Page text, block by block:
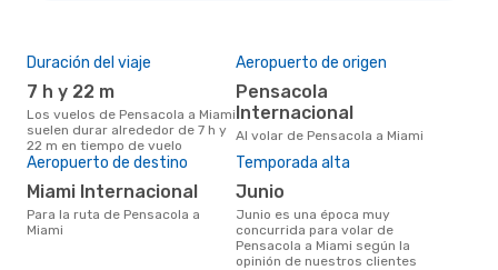
Duración del viaje
7 h y 22 m
Los vuelos de Pensacola a Miami
suelen durar alrededor de 7 h y
22 m en tiempo de vuelo
Aeropuerto de origen
Pensacola
Internacional
Al volar de Pensacola a Miami
Aeropuerto de destino
Miami Internacional
Para la ruta de Pensacola a
Miami
Temporada alta
junio
junio es una época muy
concurrida para volar de
Pensacola a Miami según la
opinión de nuestros clientes